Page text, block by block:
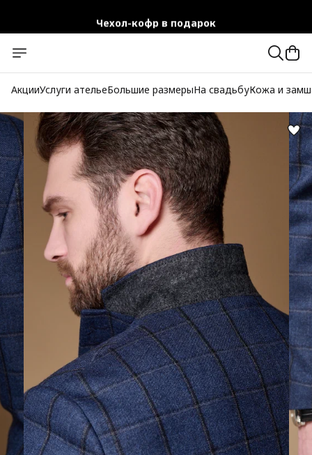
Чехол-кофр в подарок
Бесплатная доставка при заказе от 10 000 руб.
АкцииУслуги ательеБольшие размерыНа свадьбуКожа и